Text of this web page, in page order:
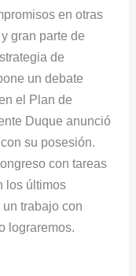
en otras
gran parte de
de
un debate
el Plan de
Duque anunció
su posesión.
con tareas
los últimos
trabajo con
lograremos.